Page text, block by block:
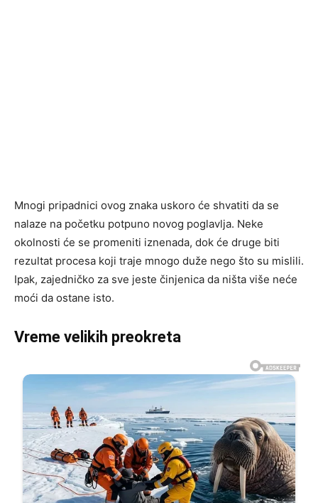
Mnogi pripadnici ovog znaka uskoro će shvatiti da se
nalaze na početku potpuno novog poglavlja. Neke
okolnosti će se promeniti iznenada, dok će druge biti
rezultat procesa koji traje mnogo duže nego što su mislili.
Ipak, zajedničko za sve jeste činjenica da ništa više neće
moći da ostane isto.
Vreme velikih preokreta